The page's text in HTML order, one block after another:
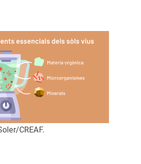
CREAF.